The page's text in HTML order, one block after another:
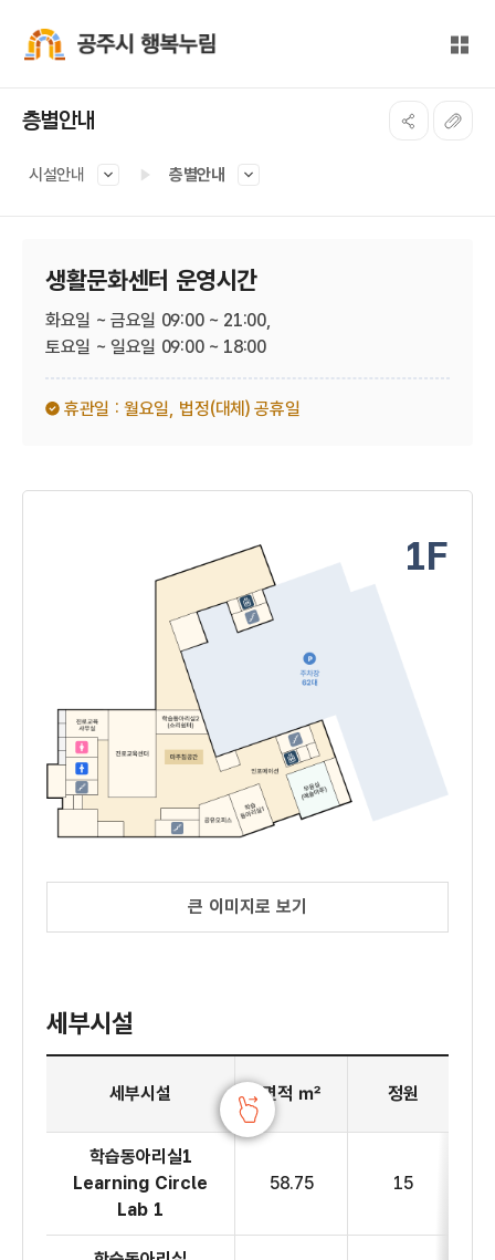
전체
층별안내
시설안내 층별안내
생활문화센터 운영시간
화요일 ~ 금요일 09:00 ~ 21:00,
토요일 ~ 일요일 09:00 ~ 18:00
휴관일 : 월요일, 법정(대체) 공휴일​
1F
큰 이미지로 보기
세부시설
1층 생활문화센터 세부시설
세부시설
면적 ㎡ 정원
학습동아리실1
Learning Circle
Lab 1
58.75 15